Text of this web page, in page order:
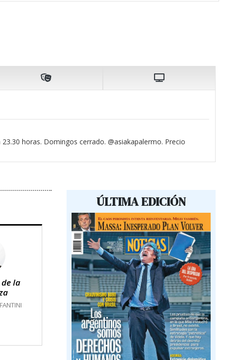
horas. Domingos cerrado. @asiakapalermo. Precio
la
ÚLTIMA EDICIÓN